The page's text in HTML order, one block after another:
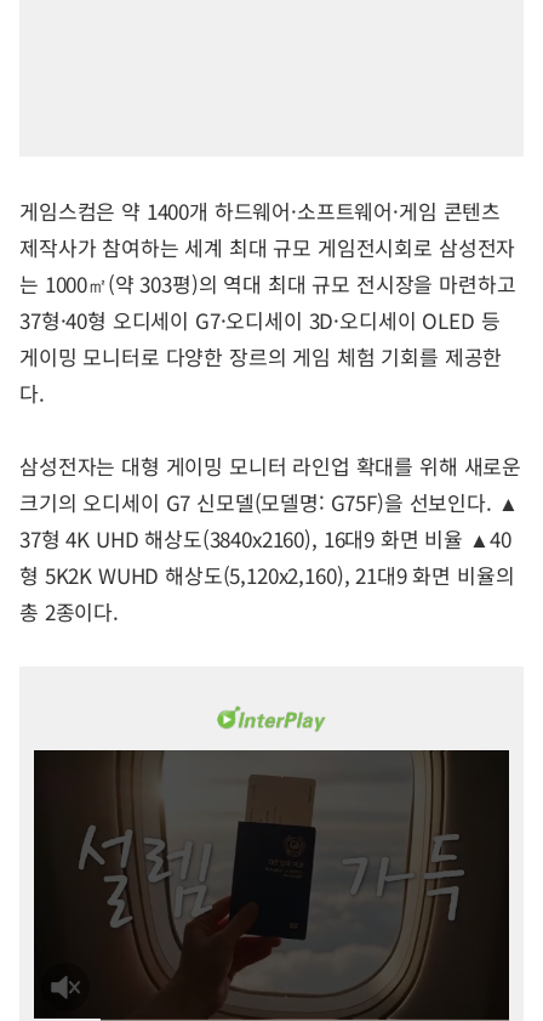
게임스컴은 약 1400개 하드웨어·소프트웨어·게임 콘텐츠
제작사가 참여하는 세계 최대 규모 게임전시회로 삼성전자
는 1000㎡(약 303평)의 역대 최대 규모 전시장을 마련하고
37형·40형 오디세이 G7·오디세이 3D·오디세이 OLED 등
게이밍 모니터로 다양한 장르의 게임 체험 기회를 제공한
다.
삼성전자는 대형 게이밍 모니터 라인업 확대를 위해 새로운
크기의 오디세이 G7 신모델(모델명: G75F)을 선보인다. ▲
37형 4K UHD 해상도(3840x2160), 16대9 화면 비율 ▲40
형 5K2K WUHD 해상도(5,120x2,160), 21대9 화면 비율의
총 2종이다.